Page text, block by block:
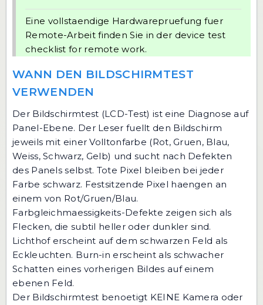
Eine vollstaendige Hardwarepruefung fuer
Remote-Arbeit finden Sie in der device test
checklist for remote work.
WANN DEN BILDSCHIRMTEST
VERWENDEN
Der Bildschirmtest (LCD-Test) ist eine Diagnose auf
Panel-Ebene. Der Leser fuellt den Bildschirm
jeweils mit einer Volltonfarbe (Rot, Gruen, Blau,
Weiss, Schwarz, Gelb) und sucht nach Defekten
des Panels selbst. Tote Pixel bleiben bei jeder
Farbe schwarz. Festsitzende Pixel haengen an
einem von Rot/Gruen/Blau.
Farbgleichmaessigkeits-Defekte zeigen sich als
Flecken, die subtil heller oder dunkler sind.
Lichthof erscheint auf dem schwarzen Feld als
Eckleuchten. Burn-in erscheint als schwacher
Schatten eines vorherigen Bildes auf einem
ebenen Feld.
Der Bildschirmtest benoetigt KEINE Kamera oder